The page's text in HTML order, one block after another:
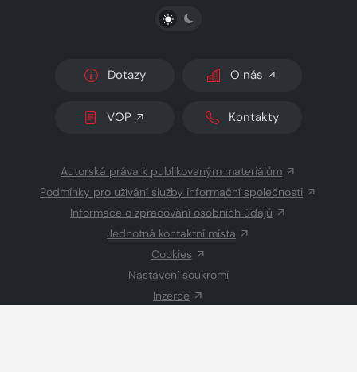
PŘEPNOUT SVĚTLÝ/TMAVÝ REŽIM
Dotazy O nás
VOP Kontakty
Autorská práva k publikovaným materiálům
Podmínky pro užívání služby informační společnosti
Informace o zpracování osobních údajů
Jednotná kontaktní místa
Cookies
Nastavení soukromí
Inzerce